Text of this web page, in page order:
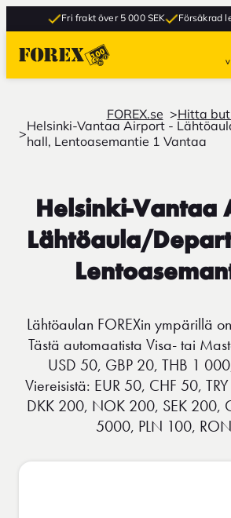
Fri frakt över 5 000 SEK Försäkrad
FOREX.se Hitta
Helsinki-Vantaa Airport -
hall, Lentoasemantie 1 Vantaa
Helsinki-Vantaa
Lähtöaula/
Lähtöaulan FOREXin ympärillä
Tästä automaatista Visa- tai
USD 50, GBP 20, THB 1
Viereisistä: EUR 50, CHF 50,
DKK 200, NOK 200, SEK 200,
5000, PLN 100,